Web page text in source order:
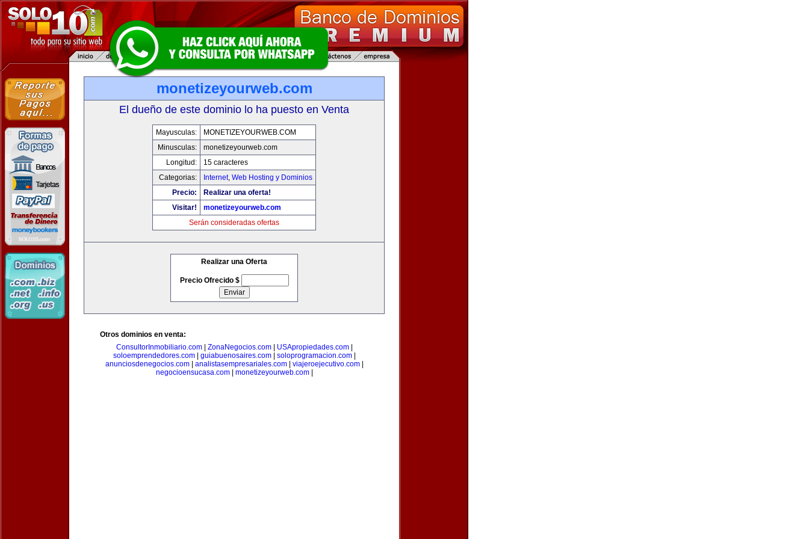
monetizeyourweb.com
El dueño de este dominio lo ha puesto en Venta
Mayusculas:
MONETIZEYOURWEB.COM
Minusculas:
monetizeyourweb.com
Longitud:
15 caracteres
Categorias:
Internet, Web Hosting y Dominios
Precio:
Realizar una oferta!
Visitar!
monetizeyourweb.com
Serán consideradas ofertas
Realizar una Oferta
Precio Ofrecido $
Otros dominios en venta:
ConsultorInmobiliario.com| ZonaNegocios.com| USApropiedades.com|
soloemprendedores.com| guiabuenosaires.com| soloprogramacion.com|
anunciosdenegocios.com| analistasempresariales.com| viajeroejecutivo.com|
negocioensucasa.com| monetizeyourweb.com|